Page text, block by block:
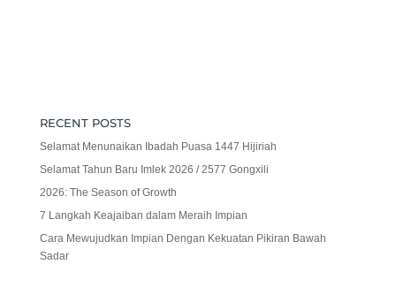
RECENT POSTS
Selamat Menunaikan Ibadah Puasa 1447 Hijiriah
Selamat Tahun Baru Imlek 2026 / 2577 Gongxili
2026: The Season of Growth
7 Langkah Keajaiban dalam Meraih Impian
Cara Mewujudkan Impian Dengan Kekuatan Pikiran Bawah
Sadar